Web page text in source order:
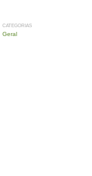
CATEGORIAS
Geral